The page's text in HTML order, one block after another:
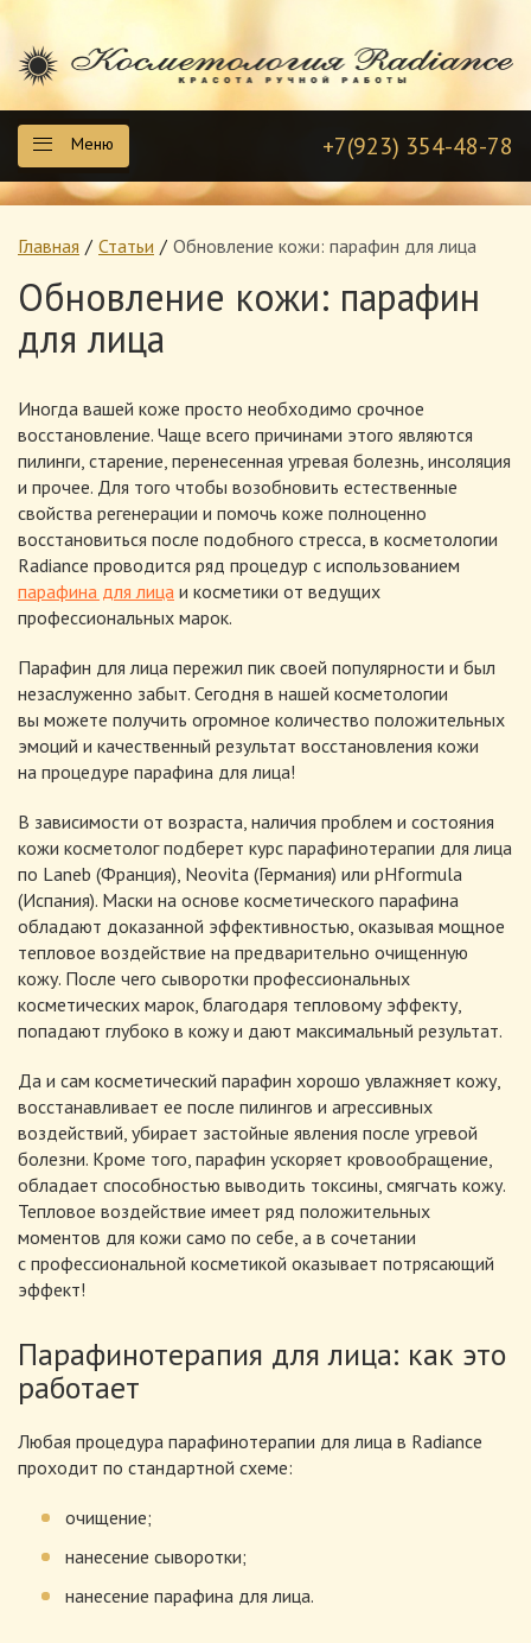
Меню +7(923) 354-48-78
Главная Статьи Обновление кожи: парафин для лица
Обновление кожи: парафин
для лица
Иногда вашей коже просто необходимо срочное
восстановление. Чаще всего причинами этого являются
пилинги, старение, перенесенная угревая болезнь, инсоляция
и прочее. Для того чтобы возобновить естественные
свойства регенерации и помочь коже полноценно
восстановиться после подобного стресса, в косметологии
Radiance проводится ряд процедур с использованием
парафина для лица и косметики от ведущих
профессиональных марок.
Парафин для лица пережил пик своей популярности и был
незаслуженно забыт. Сегодня в нашей косметологии
вы можете получить огромное количество положительных
эмоций и качественный результат восстановления кожи
на процедуре парафина для лица!
В зависимости от возраста, наличия проблем и состояния
кожи косметолог подберет курс парафинотерапии для лица
по Laneb (Франция), Neovita (Германия) или pHformula
(Испания). Маски на основе косметического парафина
обладают доказанной эффективностью, оказывая мощное
тепловое воздействие на предварительно очищенную
кожу. После чего сыворотки профессиональных
косметических марок, благодаря тепловому эффекту,
попадают глубоко в кожу и дают максимальный результат.
Да и сам косметический парафин хорошо увлажняет кожу,
восстанавливает ее после пилингов и агрессивных
воздействий, убирает застойные явления после угревой
болезни. Кроме того, парафин ускоряет кровообращение,
обладает способностью выводить токсины, смягчать кожу.
Тепловое воздействие имеет ряд положительных
моментов для кожи само по себе, а в сочетании
с профессиональной косметикой оказывает потрясающий
эффект!
Парафинотерапия для лица: как это
работает
Любая процедура парафинотерапии для лица в Radiance
проходит по стандартной схеме:
очищение;
нанесение сыворотки;
нанесение парафина для лица.